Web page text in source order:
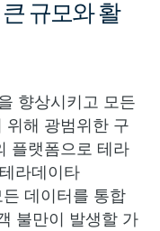
규모와 활
향상시키고 모든
위해 광범위한 구
플랫폼으로 테라
라데이타
데이터를 통합
불만이 발생할 가